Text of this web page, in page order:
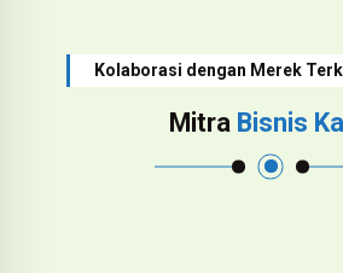
Kolaborasi dengan Merek
Mitra Bisnis